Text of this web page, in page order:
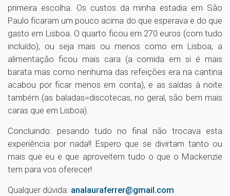
primeira escolha. Os custos da minha estadia em São
Paulo ficaram um pouco acima do que esperava e do que
gasto em Lisboa. O quarto ficou em 270 euros (com tudo
incluído), ou seja mais ou menos como em Lisboa, a
alimentação ficou mais cara (a comida em si é mais
barata mas como nenhuma das refeições era na cantina
acabou por ficar menos em conta), e as saídas à noite
também (as baladas=discotecas, no geral, são bem mais
caras que em Lisboa).
Concluindo: pesando tudo no final não trocava esta
experiência por nada!! Espero que se divirtam tanto ou
mais que eu e que aproveitem tudo o que o Mackenzie
tem para vos oferecer!
Qualquer dúvida: analauraferrer@gmail.com